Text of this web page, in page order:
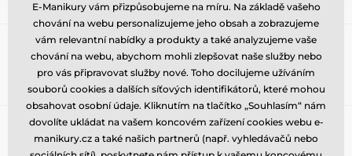
Přihlaste se do newsletteru
Zde napište váš e-mail Přihlásit
Potřebujete poradit
Zákaznický servis je k dispozici
E-Manikury vám přizpůsobujeme na míru. Na základě vašeho
chování na webu personalizujeme jeho obsah a zobrazujeme
vám relevantní nabídky a produkty a také analyzujeme vaše
chování na webu, abychom mohli zlepšovat naše služby nebo
pro vás připravovat služby nové. Toho docilujeme užíváním
souborů cookies a dalších síťových identifikátorů, které mohou
obsahovat osobní údaje. Kliknutím na tlačítko „Souhlasím“ nám
dovolíte ukládat na vašem koncovém zařízení cookies webu e-
manikury.cz a také našich partnerů (např. vyhledávačů nebo